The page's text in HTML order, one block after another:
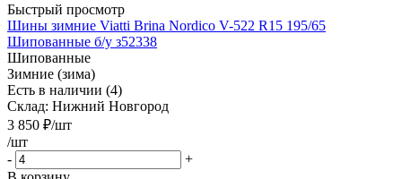
Быстрый просмотр
Шины зимние Viatti Brina Nordico V-522 R15 195/65
Шипованные б/у з52338
Шипованные
Зимние (зима)
Есть в наличии (4)
Склад: Нижний Новгород
3 850 ₽/шт
/шт
-
+